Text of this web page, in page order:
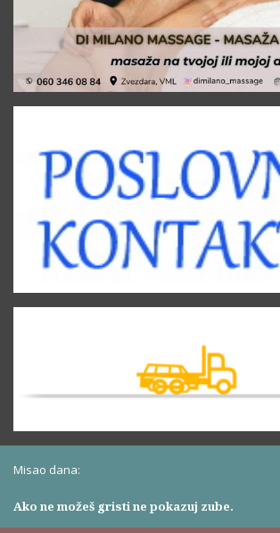
Misao dana:
Ako ne možeš gristi ne pokazuj zube.